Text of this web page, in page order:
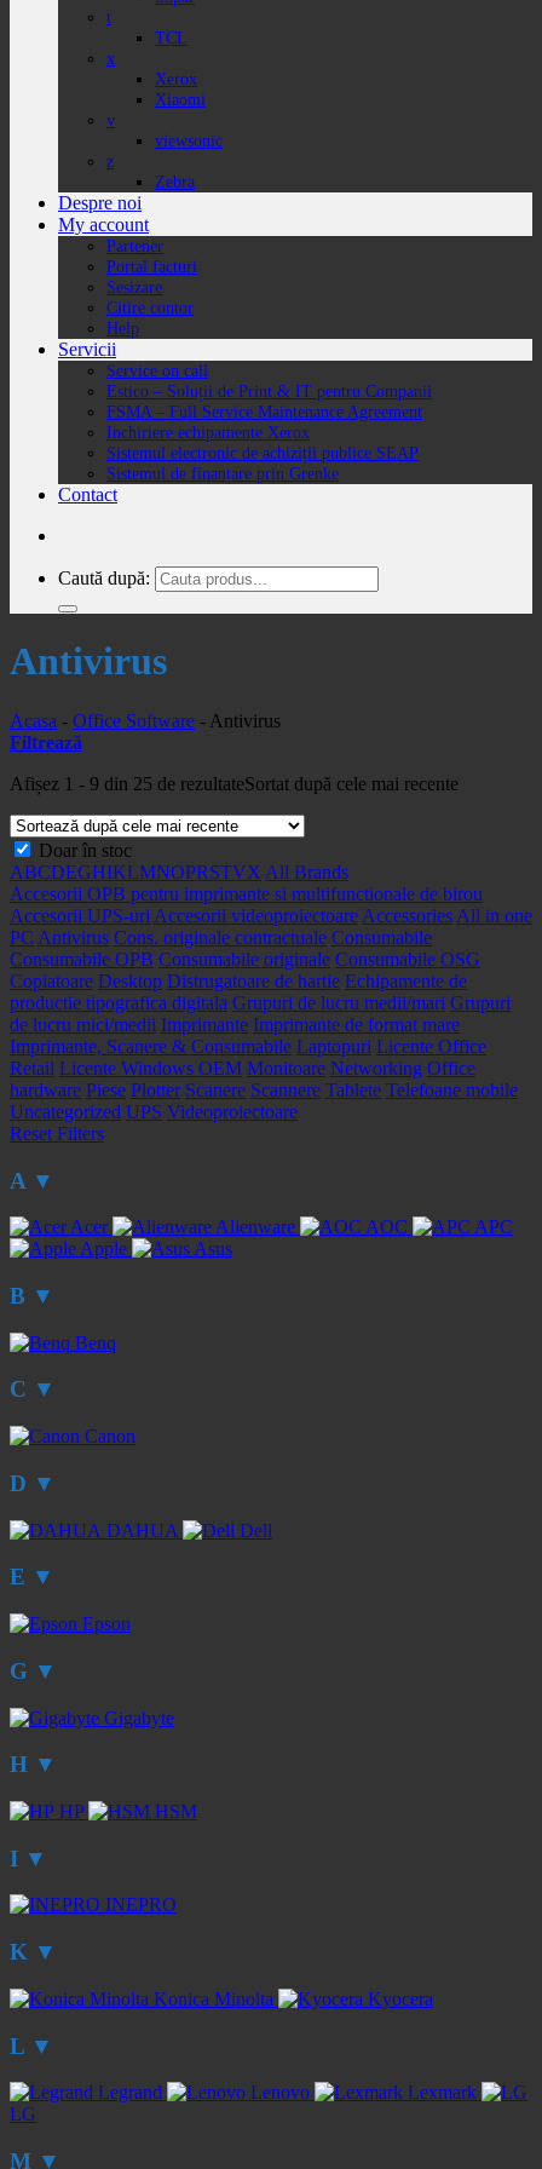
t
TCL
x
Xerox
Xiaomi
v
viewsonic
z
Zebra
Despre noi
My account
Partener
Portal facturi
Sesizare
Citire contor
Help
Servicii
Service on call
Estico – Soluții de Print & IT pentru Companii
FSMA – Full Service Maintenance Agreement
Inchiriere echipamente Xerox
Sistemul electronic de achiziții publice SEAP
Sistemul de finanțare prin Grenke
Contact
Caută după:
Antivirus
Acasa - Office Software - Antivirus
Filtrează
Afișez 1 - 9 din 25 de rezultateSortat după cele mai recente
Doar în stoc
ABCDEGHIKLMNOPRSTVX All Brands
Accesorii OPB pentru imprimante si multifunctionale de birou
Accesorii UPS-uri Accesorii videoproiectoare Accessories All in one
PC Antivirus Cons. originale contractuale Consumabile
Consumabile OPB Consumabile originale Consumabile OSG
Copiatoare Desktop Distrugatoare de hartie Echipamente de
productie tipografica digitala Grupuri de lucru medii/mari Grupuri
de lucru mici/medii Imprimante Imprimante de format mare
Imprimante, Scanere & Consumabile Laptopuri Licente Office
Retail Licente Windows OEM Monitoare Networking Office
hardware Piese Plotter Scanere Scannere Tablete Telefoane mobile
Uncategorized UPS Videoproiectoare
Reset Filters
A ▼
Acer Alienware AOC
APC
Apple
Asus
B ▼
Benq
C ▼
Canon
D ▼
DAHUA Dell
E ▼
Epson
G ▼
Gigabyte
H ▼
HP HSM
I ▼
INEPRO
K ▼
Konica Minolta Kyocera
L ▼
Legrand Lenovo
Lexmark
LG
M ▼